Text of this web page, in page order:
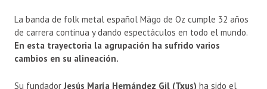
La banda de folk metal español Mägo de Oz cumple 32 años
de carrera continua y dando espectáculos en todo el mundo.
En esta trayectoria la agrupación ha sufrido varios
cambios en su alineación.
Su fundador Jesús María Hernández Gil (Txus) ha sido el